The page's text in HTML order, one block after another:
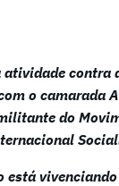
contra
o camarada
do
está